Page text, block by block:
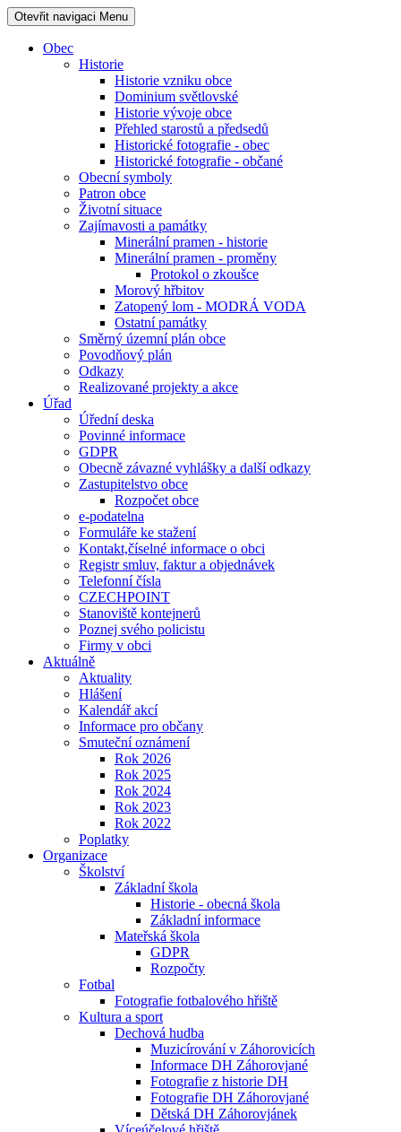
Otevřit navigaci Menu
Obec
Historie
Historie vzniku obce
Dominium světlovské
Historie vývoje obce
Přehled starostů a předsedů
Historické fotografie - obec
Historické fotografie - občané
Obecní symboly
Patron obce
Životní situace
Zajímavosti a památky
Minerální pramen - historie
Minerální pramen - proměny
Protokol o zkoušce
Morový hřbitov
Zatopený lom - MODRÁ VODA
Ostatní památky
Směrný územní plán obce
Povodňový plán
Odkazy
Realizované projekty a akce
Úřad
Úřední deska
Povinné informace
GDPR
Obecně závazné vyhlášky a další odkazy
Zastupitelstvo obce
Rozpočet obce
e-podatelna
Formuláře ke stažení
Kontakt,číselné informace o obci
Registr smluv, faktur a objednávek
Telefonní čísla
CZECHPOINT
Stanoviště kontejnerů
Poznej svého policistu
Firmy v obci
Aktuálně
Aktuality
Hlášení
Kalendář akcí
Informace pro občany
Smuteční oznámení
Rok 2026
Rok 2025
Rok 2024
Rok 2023
Rok 2022
Poplatky
Organizace
Školství
Základní škola
Historie - obecná škola
Základní informace
Mateřská škola
GDPR
Rozpočty
Fotbal
Fotografie fotbalového hřiště
Kultura a sport
Dechová hudba
Muzicírování v Záhorovicích
Informace DH Záhorovjané
Fotografie z historie DH
Fotografie DH Záhorovjané
Dětská DH Záhorovjánek